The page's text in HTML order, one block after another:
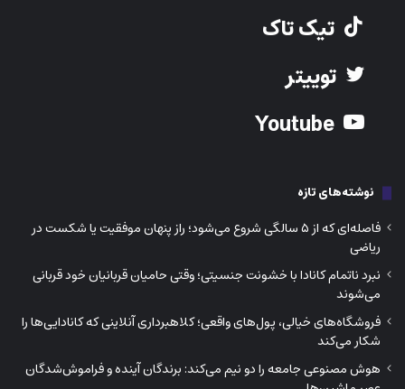
تیک تاک
توییتر
نوشته‌های تازه
فاصله‌ای که از ۵ سالگی شروع می‌شود؛ راز پنهان موفقیت یا شکست در
ریاضی
نبرد ناتمام کانادا با خشونت جنسیتی؛ وقتی حامیان قربانیان خود قربانی
می‌شوند
فروشگاه‌های خیالی، پول‌های واقعی؛ کلاهبرداری آنلاینی که کانادایی‌ها را
شکار می‌کند
هوش مصنوعی جامعه را دو نیم می‌کند: برندگان آینده و فراموش‌شدگان